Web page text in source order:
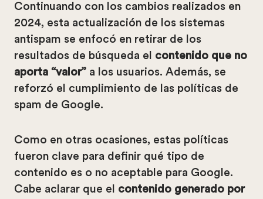
Continuando con los cambios realizados en
2024, esta actualización de los sistemas
antispam se enfocó en retirar de los
resultados de búsqueda el contenido que no
aporta “valor” a los usuarios. Además, se
reforzó el cumplimiento de las políticas de
spam de Google.
Como en otras ocasiones, estas políticas
fueron clave para definir qué tipo de
contenido es o no aceptable para Google.
Cabe aclarar que el contenido generado por